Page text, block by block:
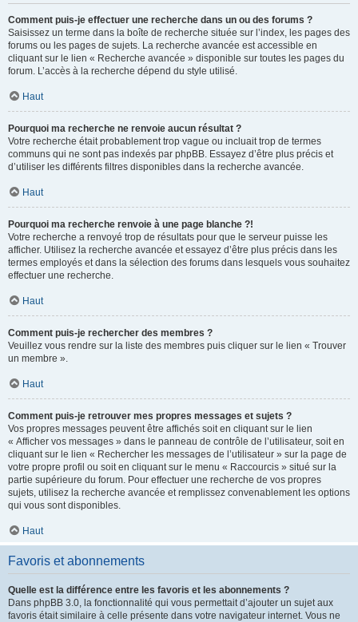
Comment puis-je effectuer une recherche dans un ou des forums ?
Saisissez un terme dans la boîte de recherche située sur l’index, les pages des
forums ou les pages de sujets. La recherche avancée est accessible en
cliquant sur le lien « Recherche avancée » disponible sur toutes les pages du
forum. L’accès à la recherche dépend du style utilisé.
Haut
Pourquoi ma recherche ne renvoie aucun résultat ?
Votre recherche était probablement trop vague ou incluait trop de termes
communs qui ne sont pas indexés par phpBB. Essayez d’être plus précis et
d’utiliser les différents filtres disponibles dans la recherche avancée.
Haut
Pourquoi ma recherche renvoie à une page blanche ?!
Votre recherche a renvoyé trop de résultats pour que le serveur puisse les
afficher. Utilisez la recherche avancée et essayez d’être plus précis dans les
termes employés et dans la sélection des forums dans lesquels vous souhaitez
effectuer une recherche.
Haut
Comment puis-je rechercher des membres ?
Veuillez vous rendre sur la liste des membres puis cliquer sur le lien « Trouver
un membre ».
Haut
Comment puis-je retrouver mes propres messages et sujets ?
Vos propres messages peuvent être affichés soit en cliquant sur le lien
« Afficher vos messages » dans le panneau de contrôle de l’utilisateur, soit en
cliquant sur le lien « Rechercher les messages de l’utilisateur » sur la page de
votre propre profil ou soit en cliquant sur le menu « Raccourcis » situé sur la
partie supérieure du forum. Pour effectuer une recherche de vos propres
sujets, utilisez la recherche avancée et remplissez convenablement les options
qui vous sont disponibles.
Haut
Favoris et abonnements
Quelle est la différence entre les favoris et les abonnements ?
Dans phpBB 3.0, la fonctionnalité qui vous permettait d’ajouter un sujet aux
favoris était similaire à celle présente dans votre navigateur internet. Vous ne